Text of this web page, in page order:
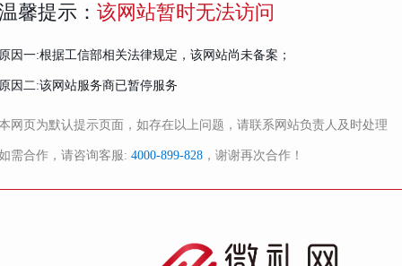
馨提示： 该网站暂时无法访问
因一:根据工信部相关法律规定，该网站尚未备案；
因二:该网站服务商已暂停服务
网页为默认提示页面，如存在以上问题，请联系网站负责人及时处理
需合作，请咨询客服: 4000-899-828 ，谢谢再次合作！